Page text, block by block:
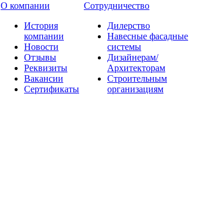
О компании
История
компании
Новости
Отзывы
Реквизиты
Вакансии
Сертификаты
Сотрудничество
Дилерство
Навесные фасадные
системы
Дизайнерам/
Архитекторам
Строительным
организациям